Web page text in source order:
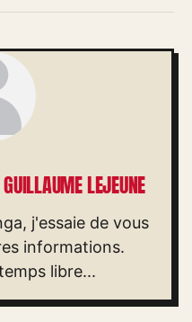
GUILLAUME LEJEUNE
j'essaie de vous
informations.
libre...